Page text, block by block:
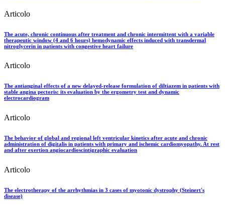
Articolo
The acute, chronic continuous after treatment and chronic intermittent with a variable
therapeutic window (4 and 6 hours) hemodynamic effects induced with transdermal
nitroglycerin in patients with congestive heart failure
Articolo
The antianginal effects of a new delayed-release formulation of diltiazem in patients with
stable angina pectoris: its evaluation by the ergometry test and dynamic
electrocardiogram
Articolo
The behavior of global and regional left ventricular kinetics after acute and chronic
administration of digitalis in patients with primary and ischemic cardiomyopathy. At rest
and after exertion angiocardioscintigraphic evaluation
Articolo
The electrotherapy of the arrhythmias in 3 cases of myotonic dystrophy (Steinert's
disease)